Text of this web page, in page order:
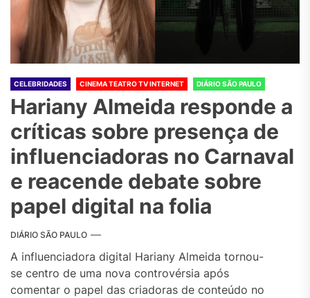
CELEBRIDADES CINEMA TEATRO TV INTERNET DIÁRIO SÃO PAULO
Hariany Almeida responde a
críticas sobre presença de
influenciadoras no Carnaval
e reacende debate sobre
papel digital na folia
DIÁRIO SÃO PAULO
A influenciadora digital Hariany Almeida tornou-
se centro de uma nova controvérsia após
comentar o papel das criadoras de conteúdo no